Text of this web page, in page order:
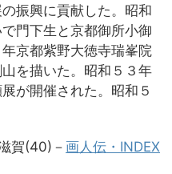
振興に貢献した。昭和
門下生と京都御所小御
京都紫野大徳寺瑞峯院
を描いた。昭和５３年
が開催された。昭和５
賀(40)－ 画人伝・INDEX